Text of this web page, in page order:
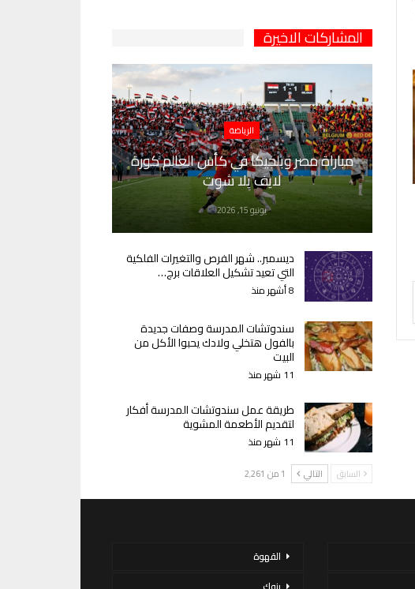
المشاركات الاخيرة
الرياضة
مباراة مصر وبلجيكا في كأس العالم كورة
لايف يلا شوت
يونيو 15, 2026
ديسمبر.. شهر الفرص والتغيرات الفلكية
التي تعيد تشكيل العلاقات برج…
8 أشهر منذ
سندوتشات المدرسة وصفات جديدة
بالفول هتخلي ولادك يحبوا الأكل من
البيت
11 شهر منذ
طريقة عمل سندوتشات المدرسة أفكار
لتقديم الأطعمة المشوية
11 شهر منذ
السابق التالي 1 من 2٬261
القهوة